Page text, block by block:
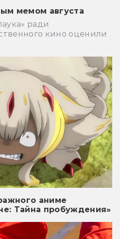
мемом августа
ради
кино оценили
аниме
Тайна пробуждения»